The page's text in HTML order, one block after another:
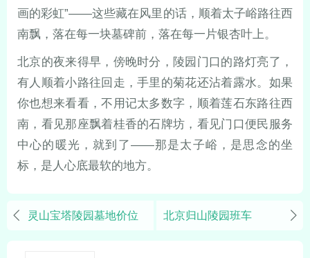
画的彩虹”——这些藏在风里的话，顺着太子峪路往西
南飘，落在每一块墓碑前，落在每一片银杏叶上。
北京的夜来得早，傍晚时分，陵园门口的路灯亮了，
有人顺着小路往回走，手里的菊花还沾着露水。如果
你也想来看看，不用记太多数字，顺着莲石东路往西
南，看见那座飘着桂香的石牌坊，看见门口便民服务
中心的暖光，就到了——那是太子峪，是思念的坐
标，是人心底最软的地方。
灵山宝塔陵园墓地价位 北京归山陵园班车